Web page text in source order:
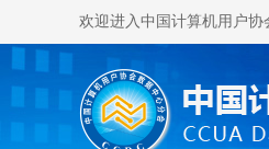
欢迎进入中国计算机用户协